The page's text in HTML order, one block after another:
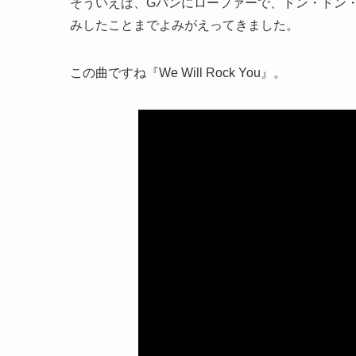
そういえば、Gパンにローファーで、ドン・
みしたことまでよみがえってきました。
この曲ですね『We Will Rock You』。